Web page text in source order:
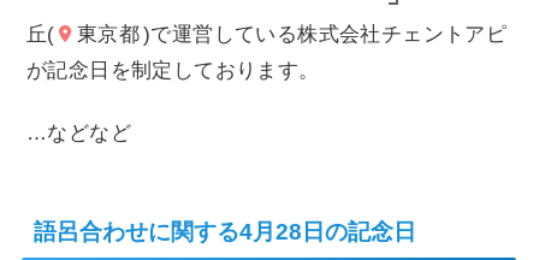
丘( 東京都)で運営している株式会社チェントアピ
が記念日を制定しております。
…などなど
語呂合わせに関する4月28日の記念日